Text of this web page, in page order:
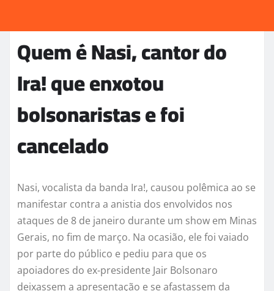
Quem é Nasi, cantor do
Ira! que enxotou
bolsonaristas e foi
cancelado
Nasi, vocalista da banda Ira!, causou polêmica ao se
manifestar contra a anistia dos envolvidos nos
ataques de 8 de janeiro durante um show em Minas
Gerais, no fim de março. Na ocasião, ele foi vaiado
por parte do público e pediu para que os
apoiadores do ex-presidente Jair Bolsonaro
deixassem a apresentação e se afastassem da